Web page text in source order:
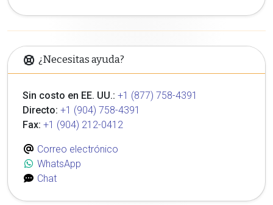
¿Necesitas ayuda?
Sin costo en EE. UU.: +1 (877) 758-4391
Directo: +1 (904) 758-4391
Fax: +1 (904) 212-0412
Correo electrónico
WhatsApp
Chat